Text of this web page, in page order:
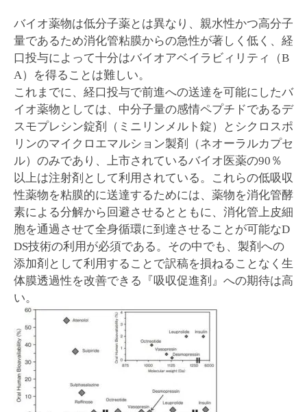
バイオ薬物は低分子薬とは異なり、親水性かつ高分子
量であるため消化管粘膜からの急性が著しく低く、経
口投与によって十分はバイオアベイラビィリティ（B
A）を得ることは難しい。
これまでに、経口投与で前進への送達を可能にしたバ
イオ薬物としては、中分子量の感情ペプチドであるデ
スモプレシン錠剤（ミニリンメルト錠）とシクロスポ
リンのマイクロエマルション製剤（ネオーラルカプセ
ル）のみであり、上市されているバイオ医薬の90％
以上は注射剤として利用されている。これらの低吸収
性薬物を粘膜的に送達するためには、薬物を消化管酵
素による分解から回避させるとともに、消化管上皮細
胞を通過させて全身循環に到達させることが可能なD
DS技術の利用が必須である。その中でも、製剤への
添加剤として利用することで訳稿を損ねることなく生
体膜透過性を改善できる『吸収促進剤』への期待は高
い。